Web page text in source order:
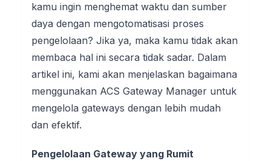
kamu ingin menghemat waktu dan sumber
daya dengan mengotomatisasi proses
pengelolaan? Jika ya, maka kamu tidak akan
membaca hal ini secara tidak sadar. Dalam
artikel ini, kami akan menjelaskan bagaimana
menggunakan ACS Gateway Manager untuk
mengelola gateways dengan lebih mudah
dan efektif.
Pengelolaan Gateway yang Rumit